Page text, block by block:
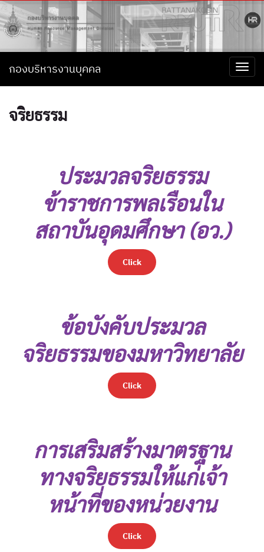
กองบริหารงานบุคคล
จริยธรรม
ประมวลจริยธรรม
ข้าราชการพลเรือนใน
สถาบันอุดมศึกษา (อว.)
Click
ข้อบังคับประมวล
จริยธรรมของมหาวิทยาลัย
Click
การเสริมสร้างมาตรฐาน
ทางจริยธรรมให้แก่เจ้า
หน้าที่ของหน่วยงาน
Click